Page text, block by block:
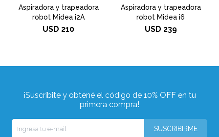
Aspiradora y trapeadora
robot Midea i2A
USD 210
Aspiradora y trapeadora
robot Midea i6
USD 239
¡Suscribite y obtené el código de 10% OFF en tu
primera compra!
SUSCRIBIRME